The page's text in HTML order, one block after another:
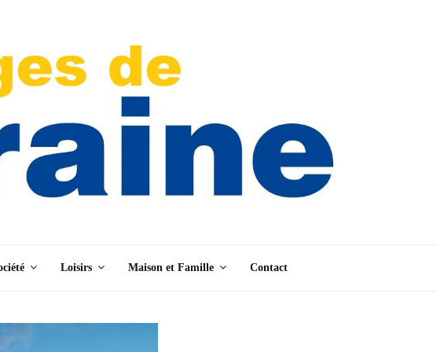
Loisirs Maison et Famille Contact